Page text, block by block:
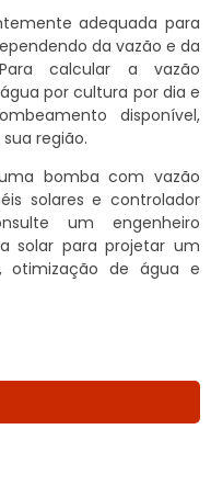
adequada para
da vazão e da
calcular a vazão
por cultura por dia e
disponível,
região.
bomba com vazão
solares e controlador
um engenheiro
solar para projetar um
otimização de água e